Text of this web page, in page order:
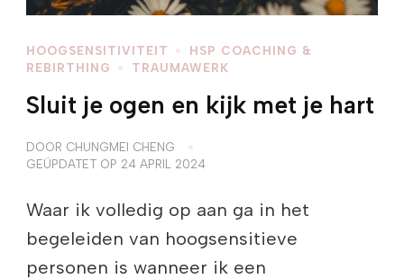
HOOGSENSITIVITEIT
HSP COACHING &
REBIRTHING
TRAUMAWERK
Sluit je ogen en kijk met je hart
DOOR CHUNGMEI CHENG
GEÜPDATET OP 24 APRIL 2024
Waar ik volledig op aan ga in het
begeleiden van hoogsensitieve
personen is wanneer ik een